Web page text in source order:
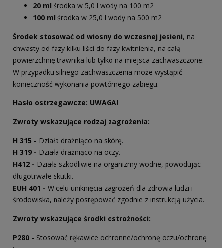
20 ml środka w 5,0 l wody na 100 m2
100 ml środka w 25,0 l wody na 500 m2
Środek stosować od wiosny do wczesnej jesieni, na
chwasty od fazy kilku liści do fazy kwitnienia, na całą
powierzchnię trawnika lub tylko na miejsca zachwaszczone.
W przypadku silnego zachwaszczenia może wystąpić
konieczność wykonania powtórnego zabiegu.
Hasło ostrzegawcze: UWAGA!
Zwroty wskazujące rodzaj zagrożenia:
H 315 - Działa drażniąco na skórę.
H 319 - Działa drażniąco na oczy.
H412 - Działa szkodliwie na organizmy wodne, powodując
długotrwałe skutki.
EUH 401 - W celu uniknięcia zagrożeń dla zdrowia ludzi i
środowiska, należy postępować zgodnie z instrukcją użycia.
Zwroty wskazujące środki ostrożności:
P280 - Stosować rękawice ochronne/ochronę oczu/ochronę